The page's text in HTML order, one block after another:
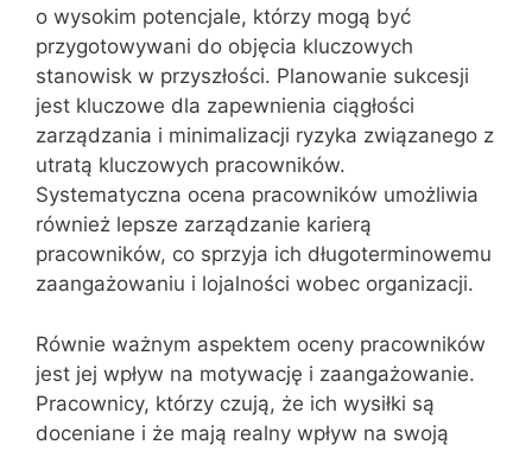
o wysokim potencjale, którzy mogą być
przygotowywani do objęcia kluczowych
stanowisk w przyszłości. Planowanie sukcesji
jest kluczowe dla zapewnienia ciągłości
zarządzania i minimalizacji ryzyka związanego z
utratą kluczowych pracowników.
Systematyczna ocena pracowników umożliwia
również lepsze zarządzanie karierą
pracowników, co sprzyja ich długoterminowemu
zaangażowaniu i lojalności wobec organizacji.
Równie ważnym aspektem oceny pracowników
jest jej wpływ na motywację i zaangażowanie.
Pracownicy, którzy czują, że ich wysiłki są
doceniane i że mają realny wpływ na swoją